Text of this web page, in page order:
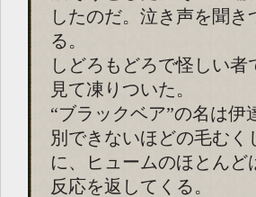
したのだ。泣き声を聞
る。
しどろもどろで怪しい
見て凍りついた。
“ブラックベア”の名は
別できないほどの毛む
に、ヒュームのほとん
反応を返してくる。